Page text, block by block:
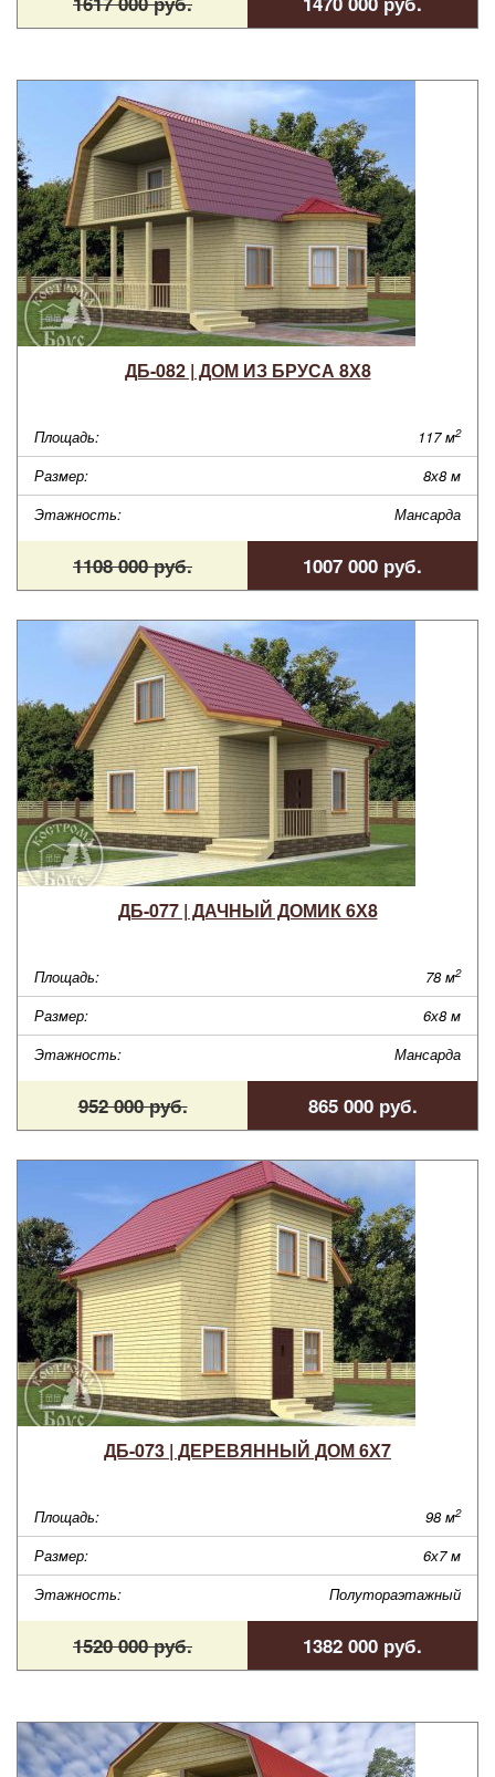
ДБ-082 | ДОМ ИЗ БРУСА 8Х8
Площадь: 117 м2
Размер:
8х8 м
Этажность:
Мансарда
1108 000 руб. 1007 000 руб.
ДБ-077 | ДАЧНЫЙ ДОМИК 6Х8
Площадь: 78 м2
Размер:
6х8 м
Этажность:
Мансарда
952 000 руб. 865 000 руб.
ДБ-073 | ДЕРЕВЯННЫЙ ДОМ 6Х7
Площадь: 98 м2
Размер:
6х7 м
Этажность:
Полутораэтажный
1520 000 руб. 1382 000 руб.